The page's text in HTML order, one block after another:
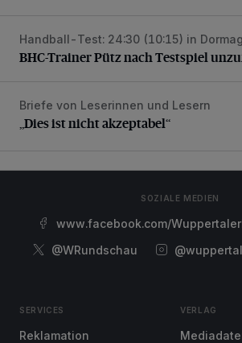
BHC-Trainer Pütz nach Testspiel
Handball-Test: 24:30 (10:15) in
BHC-Trainer Pütz nach Testspiel
„Dies ist nicht akzeptabel“
Briefe von Leserinnen und Lesern
„Dies ist nicht akzeptabel“
SOZIALE MEDIEN
www.facebook.com/
@WRundschau
SERVICES
Reklamation
VERLAG